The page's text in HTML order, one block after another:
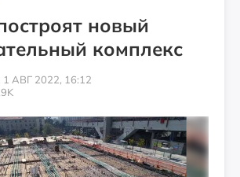
новый
комплекс
АВГ 2022, 16:12